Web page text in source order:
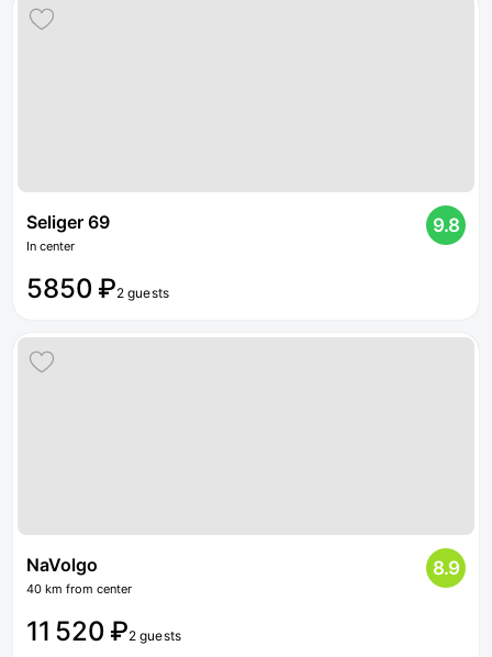
Seliger 69
In center
9.8
5850 ₽2 guests
NaVolgo
40 km from center
8.9
11 520 ₽2 guests